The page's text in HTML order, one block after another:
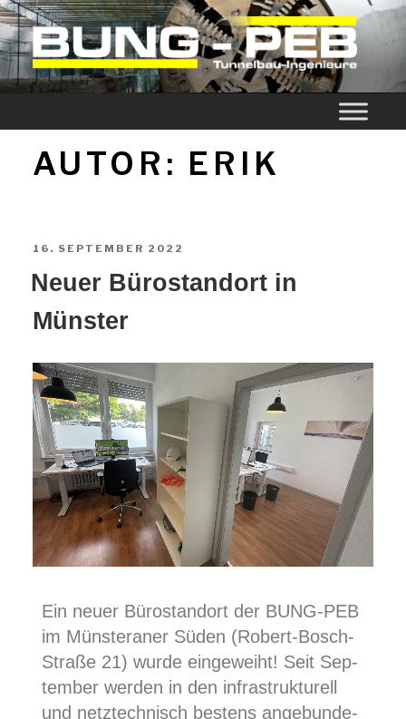
BUNG-PEB
AUTOR: ERIK
16. SEPTEMBER 2022
Neu­er Büro­stand­ort in
Münster
Ein neu­er Büro­stand­ort der BUNG-PEB
im Müns­te­ra­ner Süden (Robert-Bosch-
Stra­ße 21) wur­de ein­ge­weiht! Seit Sep­
tem­ber wer­den in den infra­struk­tu­rell
und netz­tech­nisch bes­tens ange­bun­de­